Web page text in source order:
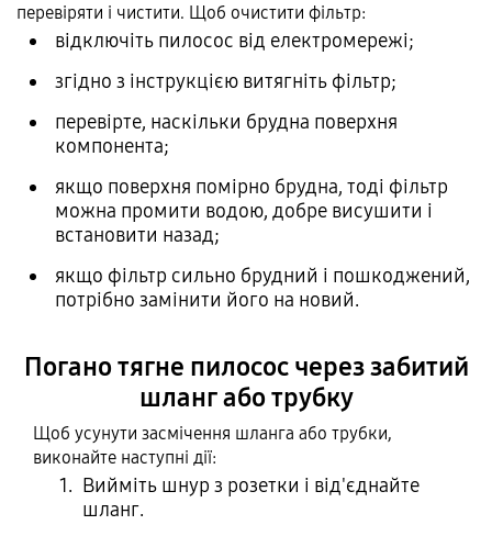
перевіряти і чистити. Щоб очистити фільтр:
відключіть пилосос від електромережі;
згідно з інструкцією витягніть фільтр;
перевірте, наскільки брудна поверхня
компонента;
якщо поверхня помірно брудна, тоді фільтр
можна промити водою, добре висушити і
встановити назад;
якщо фільтр сильно брудний і пошкоджений,
потрібно замінити його на новий.
Погано тягне пилосос через забитий
шланг або трубку
Щоб усунути засмічення шланга або трубки,
виконайте наступні дії:
Вийміть шнур з розетки і від'єднайте
шланг.